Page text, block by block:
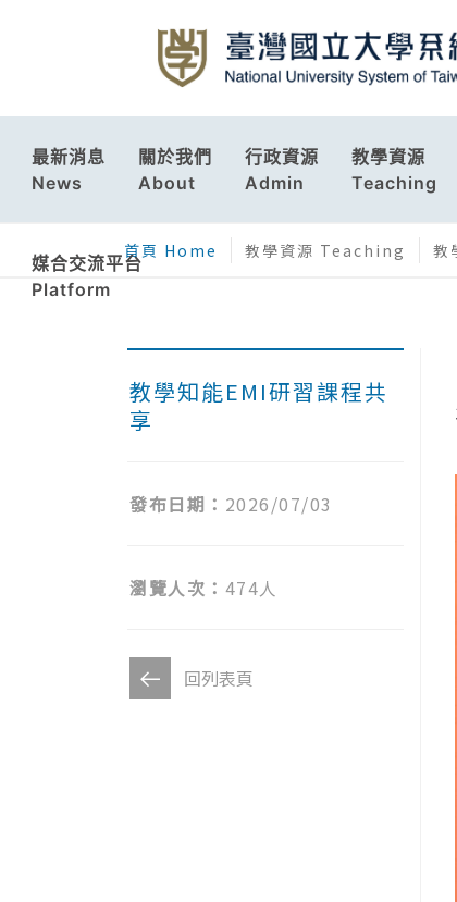
最新消息
News
關於我們
About
行政資源
Admin
教學資源
Teaching
媒合交流平台
Platform
首頁 Home 教學資源 Teaching 教
教學知能EMI研習課程共
享
發布日期： 2026/07/03
瀏覽人次： 474人
回列表頁